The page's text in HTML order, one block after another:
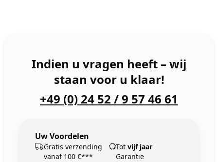
Indien u vragen heeft – wij
staan voor u klaar!
+49 (0) 24 52 / 9 57 46 61
Uw Voordelen
Gratis verzending
vanaf 100 €***
Tot vijf jaar
Garantie